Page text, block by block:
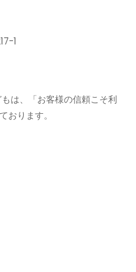
1
は、「お客様の信頼こそ利
おります。